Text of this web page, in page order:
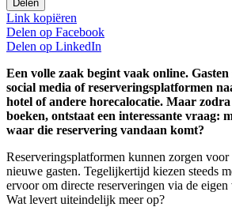
Delen
Link kopiëren
Delen op Facebook
Delen op LinkedIn
Een volle zaak begint vaak online. Gasten
social media of reserveringsplatformen
hotel of andere horecalocatie. Maar zodra
boeken, ontstaat een interessante vraag:
waar die reservering vandaan komt?
Reserveringsplatformen kunnen zorgen voor
nieuwe gasten. Tegelijkertijd kiezen steeds
ervoor om directe reserveringen via de eigen
Wat levert uiteindelijk meer op?